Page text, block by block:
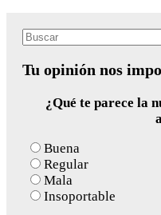
Search
Tu opinión nos
¿Qué te parece la
Buena
Regular
Mala
Insoportable